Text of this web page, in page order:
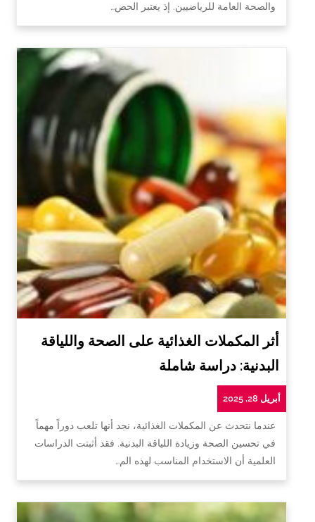
والصحة العامة للرياضيين. إذ يعتبر الحص…
أثر المكملات الغذائية على الصحة واللياقة
البدنية: دراسة شاملة
أبريل 28, 2025
عندما نتحدث عن المكملات الغذائية، نجد أنها تلعب دوراً مهماً
في تحسين الصحة وزيادة اللياقة البدنية. فقد أثبتت الدراسات
العلمية أن الاستخدام المناسب لهذه الم…